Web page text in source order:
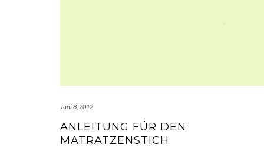
Juni 8, 2012
ANLEITUNG FÜR DEN
MATRATZENSTICH